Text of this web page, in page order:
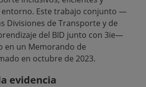
entorno. Este trabajo conjunto —
Divisiones de Transporte y de
del BID junto con 3ie—
en un Memorando de
en octubre de 2023.
evidencia